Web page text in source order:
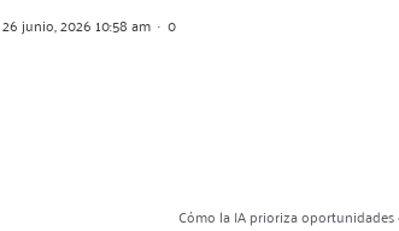
26 junio, 2026 10:58 am · 0
Cómo la IA prioriza